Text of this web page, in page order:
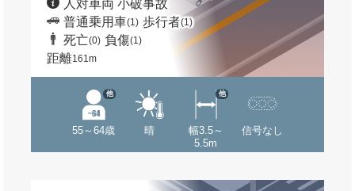
人対車両 小破事故
普通乗用車(1) 歩行者(1)
死亡(0) 負傷(1)
距離161m
55～64歳
他
晴
幅3.5～
5.5m
他
信号なし